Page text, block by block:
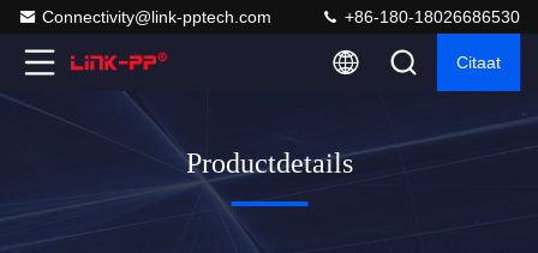
Connectivity@link-pptech.com +86-180-18026686530
Citaat
Productdetails